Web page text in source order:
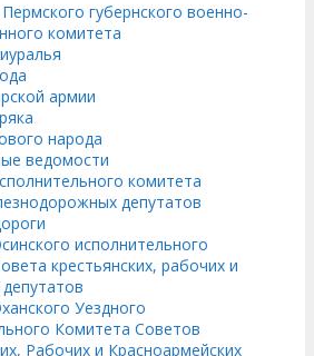
губернского военно-
комитета
армии
народа
ведомости
комитета
депутатов
исполнительного
крестьянских, рабочих и
Уездного
Комитета Советов
Рабочих и Красноармейских